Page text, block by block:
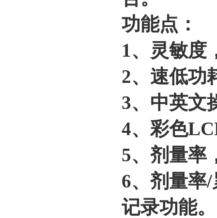
功能点：
1、灵敏度
2、速低功
3、中英文
4、彩色
5、剂量率
6、剂量率
记录功能。